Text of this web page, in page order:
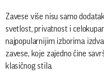
Zavese više nisu samo
svetlost, privatnost i
najpopularnijim izborima
zavese, koje zajedno čine
klasičnog stila.